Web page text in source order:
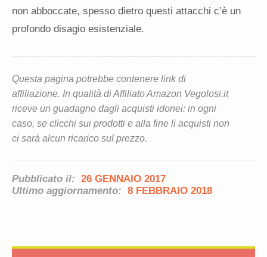
non abboccate, spesso dietro questi attacchi c’è un
profondo disagio esistenziale.
Questa pagina potrebbe contenere link di
affiliazione. In qualità di Affiliato Amazon Vegolosi.it
riceve un guadagno dagli acquisti idonei: in ogni
caso, se clicchi sui prodotti e alla fine li acquisti non
ci sarà alcun ricarico sul prezzo.
Pubblicato il: 26 GENNAIO 2017
Ultimo aggiornamento: 8 FEBBRAIO 2018